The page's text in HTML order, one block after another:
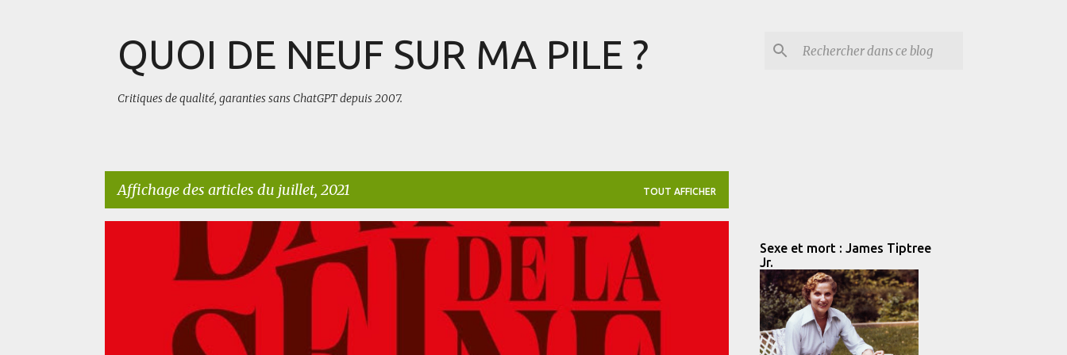
QUOI DE NEUF SUR MA PILE ?
Critiques de qualité, garanties sans ChatGPT depuis 2007.
Affichage des articles du juillet, 2021 TOUT AFFICHER
BLUFFANT ROMAN HISTORIQUE
Sexe et mort : James Tiptree
Jr.